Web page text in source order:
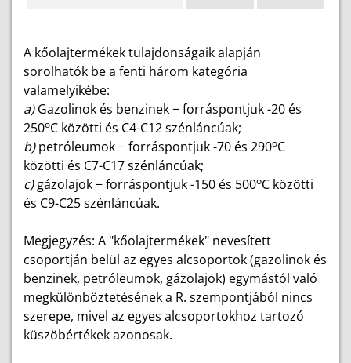
A kőolajtermékek tulajdonságaik alapján
sorolhatók be a fenti három kategória
valamelyikébe:
a)Gazolinok és benzinek − forráspontjuk -20 és
250oC közötti és C4-C12 szénláncúak;
b)petróleumok − forráspontjuk -70 és 290oC
közötti és C7-C17 szénláncúak;
c)gázolajok − forráspontjuk -150 és 500oC közötti
és C9-C25 szénláncúak.
Megjegyzés: A "kőolajtermékek" nevesített
csoportján belül az egyes alcsoportok (gazolinok és
benzinek, petróleumok, gázolajok) egymástól való
megkülönböztetésének a R. szempontjából nincs
szerepe, mivel az egyes alcsoportokhoz tartozó
küszöbértékek azonosak.